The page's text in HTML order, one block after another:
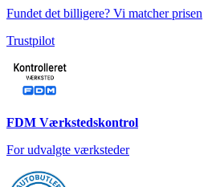
Fundet det billigere? Vi matcher prisen
Trustpilot
FDM Værkstedskontrol
For udvalgte værksteder